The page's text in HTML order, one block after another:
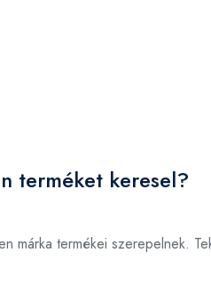
terméket keresel?
márka termékei szerepelnek.